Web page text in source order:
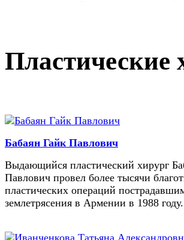
Пластические
Бабаян Гайк Павлович
Выдающийся пластический хирург
Павлович провел более тысячи
пластических операций
землетрясения в Армении в 1988 году.